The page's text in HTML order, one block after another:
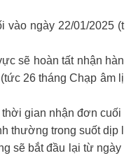
vào ngày 22/01/2025 (t
sẽ hoàn tất nhận hàn
26 tháng Chạp âm lị
gian nhận đơn cuối
thường trong suốt dịp l
sẽ bắt đầu lại từ ngày